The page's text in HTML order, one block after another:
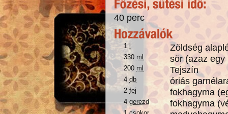
40 perc
1l Zöldség
330 ml sör (azaz
200 ml Tejszín
4db óriás
2fej fokhagyma
4gerezd fokhagyma